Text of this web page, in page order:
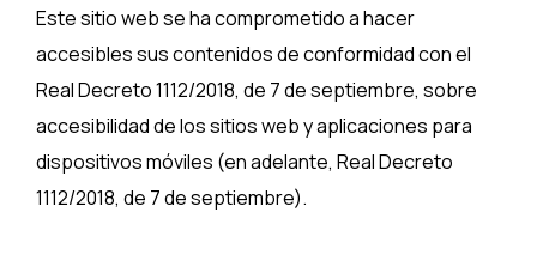
Este sitio web se ha comprometido a hacer
accesibles sus contenidos de conformidad con el
Real Decreto 1112/2018, de 7 de septiembre, sobre
accesibilidad de los sitios web y aplicaciones para
dispositivos móviles (en adelante, Real Decreto
1112/2018, de 7 de septiembre).